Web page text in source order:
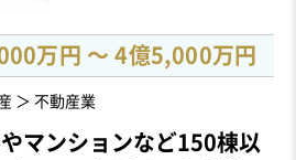
万円 〜 4億5,000万円
＞ 不動産業
マンションなど150棟以